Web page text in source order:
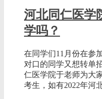
河北同仁医学
学吗？
在同学们11月份在参
对口的同学又想转单
仁医学院于老师为大
考生，如有2022年河